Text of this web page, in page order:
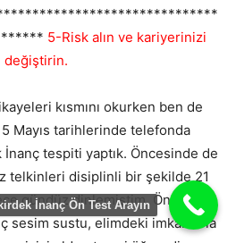
5-Risk alın ve kariyerinizi
değiştirin.
kısmını okurken ben de
5 Mayıs tarihlerinde telefonda
tespiti yaptık. Öncesinde de
telkinleri disiplinli bir şekilde 21
gündüz dinlemiştim. Öncelikle
sesim sustu, elimdeki imkanlarla
İnanç Ön Test Arayın